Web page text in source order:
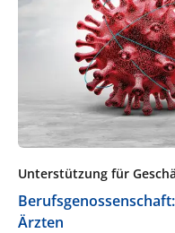
Unterstützung für
Ärzten